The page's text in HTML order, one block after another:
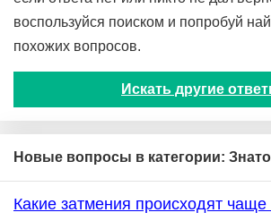
воспользуйся поиском и попробуй
похожих вопросов.
Искать другие
Новые вопросы в категории:
Какие затмения происходят чаще